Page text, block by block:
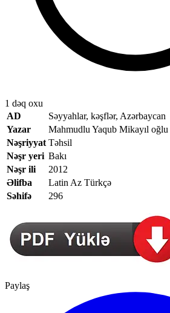
1 dəq oxu
AD
Səyyahlar, kəşflər, Azərbaycan
Yazar
Mahmudlu Yaqub Mikayıl oğlu
Nəşriyyat Təhsil
Nəşr yeri Bakı
Nəşr ili
2012
Əlifba
Latin Az Türkçə
Səhifə
296
Paylaş